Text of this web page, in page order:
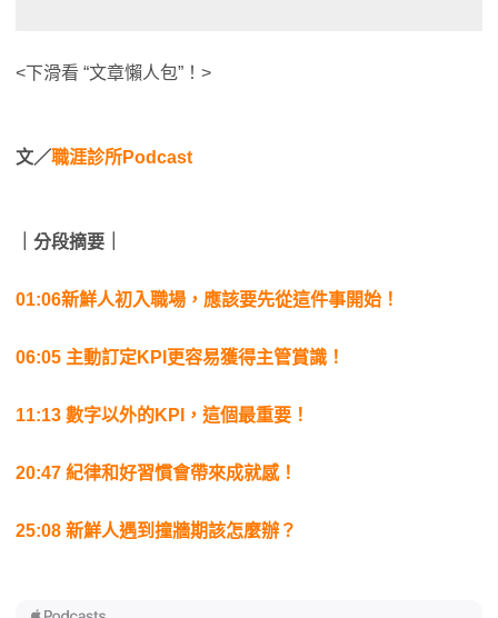
<下滑看 “文章懶人包”！>
文／職涯診所Podcast
｜分段摘要｜
01:06新鮮人初入職場，應該要先從這件事開始！
06:05 主動訂定KPI更容易獲得主管賞識！
11:13 數字以外的KPI，這個最重要！
20:47 紀律和好習慣會帶來成就感！
25:08 新鮮人遇到撞牆期該怎麼辦？